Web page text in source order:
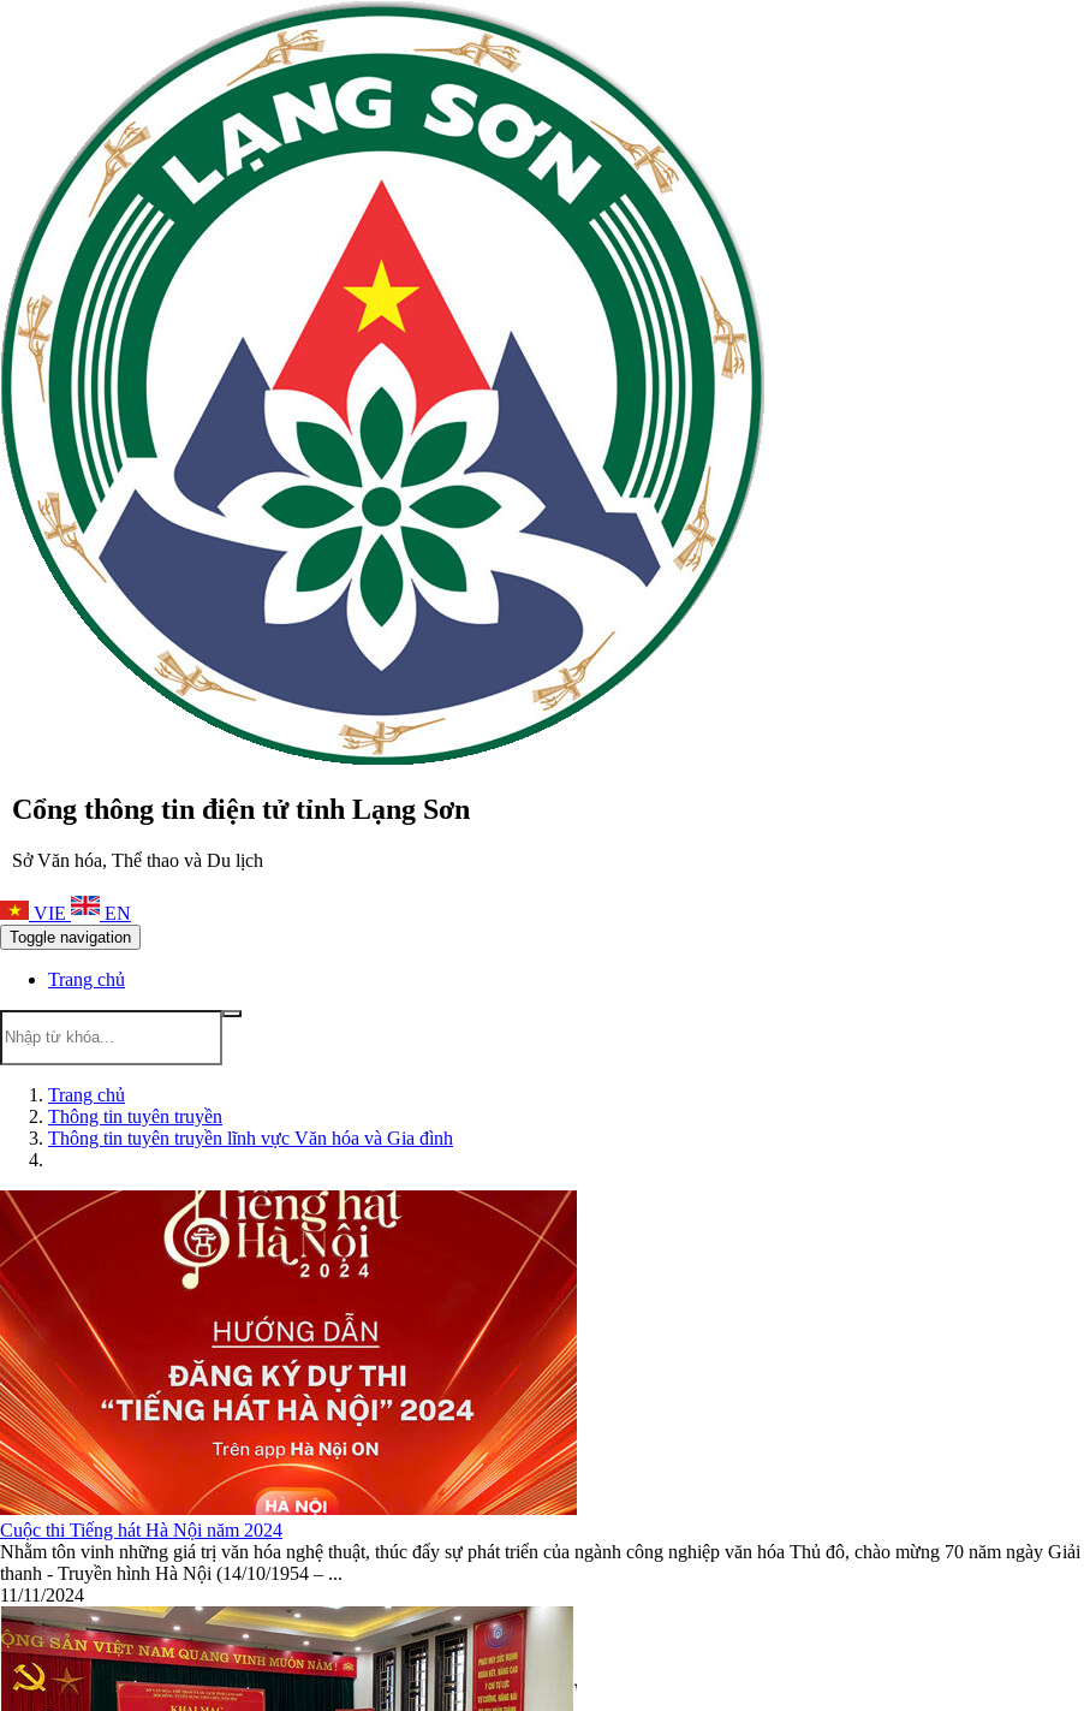
Cổng thông tin điện tử tỉnh Lạng Sơn
Sở Văn hóa, Thể thao và Du lịch
VIE EN
Toggle navigation
Trang chủ
Trang chủ
Thông tin tuyên truyền
Thông tin tuyên truyền lĩnh vực Văn hóa và Gia đình
Cuộc thi Tiếng hát Hà Nội năm 2024
Nhằm tôn vinh những giá trị văn hóa nghệ thuật, thúc đẩy sự phát triển của ngành công nghiệp văn hóa Thủ đô, chào mừng 70 năm ngày
thanh - Truyền hình Hà Nội (14/10/1954 – ...
11/11/2024